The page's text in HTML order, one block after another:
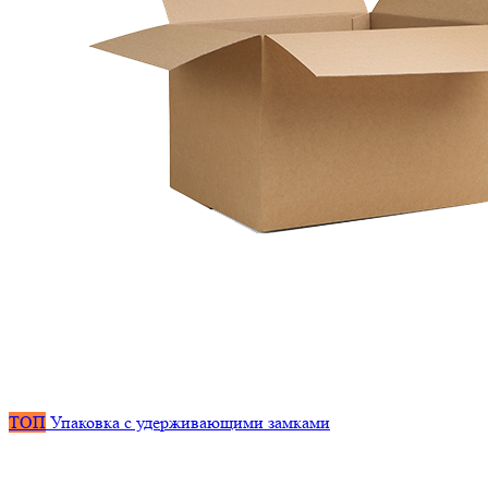
ТОП Упаковка с удерживающими замками